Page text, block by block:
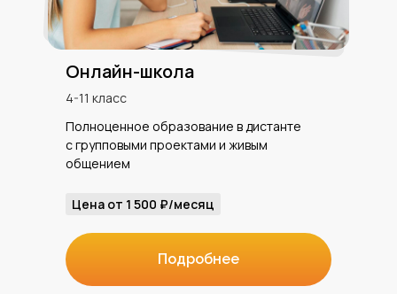
Полноценное образование в дистанте
с групповыми проектами и живым
общением
Онлайн-школа
4-11 класс
Подробнее
Цена от 1 500 ₽/месяц